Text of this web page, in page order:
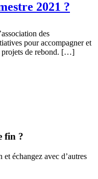
2021 ?
des
pour accompagner et
projets de rebond. […]
fin ?
échangez avec d’autres